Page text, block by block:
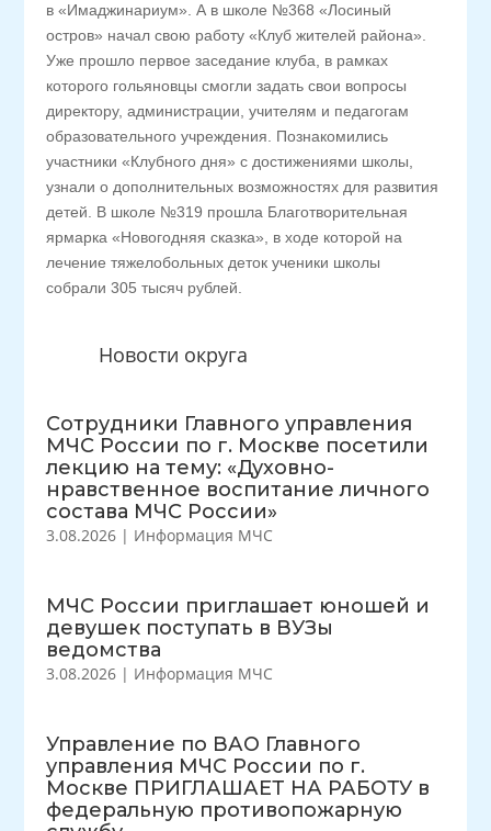
Новости округа
Сотрудники Главного управления
МЧС России по г. Москве посетили
лекцию на тему: «Духовно-
нравственное воспитание личного
состава МЧС России»
3.08.2026 | Информация МЧС
МЧС России приглашает юношей и
девушек поступать в ВУЗы
ведомства
3.08.2026 | Информация МЧС
Управление по ВАО Главного
управления МЧС России по г.
Москве ПРИГЛАШАЕТ НА РАБОТУ в
федеральную противопожарную
в «Имаджинариум». А в школе №368 «Лосиный
остров» начал свою работу «Клуб жителей района».
Уже прошло первое заседание клуба, в рамках
которого гольяновцы смогли задать свои вопросы
директору, администрации, учителям и педагогам
образовательного учреждения. Познакомились
участники «Клубного дня» с достижениями школы,
узнали о дополнительных возможностях для развития
детей. В школе №319 прошла Благотворительная
ярмарка «Новогодняя сказка», в ходе которой на
лечение тяжелобольных деток ученики школы
собрали 305 тысяч рублей.